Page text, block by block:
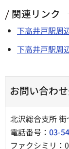
関連リンク
下高井戸駅周
下高井戸駅周
お問い合わ
北沢総合支所
電話番号： 03-
ファクシミリ：